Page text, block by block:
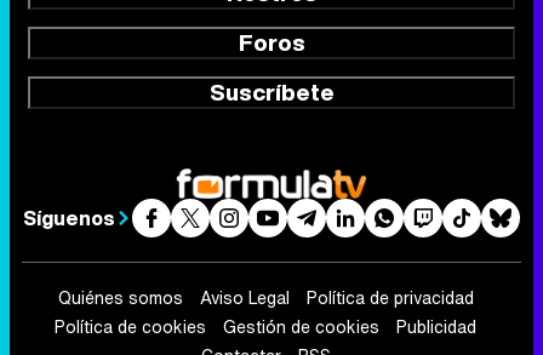
Foros
Suscríbete
Síguenos
Quiénes somos Aviso Legal
Política de privacidad
Política de cookies
Gestión de cookies
Publicidad